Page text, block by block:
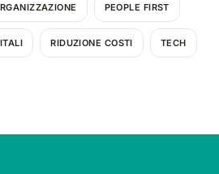
PEOPLE FIRST
RIDUZIONE COSTI TECH